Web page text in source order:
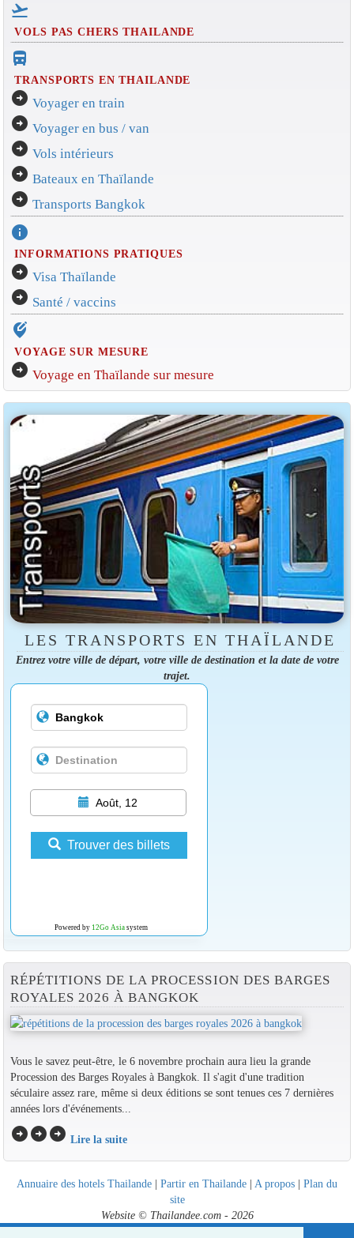
flight_takeoff
VOLS PAS CHERS THAILANDE
directions_bus_filled
TRANSPORTS EN THAILANDE
arrow_circle_right Voyager en train
arrow_circle_right Voyager en bus / van
arrow_circle_right Vols intérieurs
arrow_circle_right Bateaux en Thaïlande
arrow_circle_right Transports Bangkok
info
INFORMATIONS PRATIQUES
arrow_circle_right Visa Thaïlande
arrow_circle_right Santé / vaccins
edit_location_alt
VOYAGE SUR MESURE
arrow_circle_right Voyage en Thaïlande sur mesure
LES TRANSPORTS EN THAÏLANDE
Entrez votre ville de départ, votre ville de destination et la date de votre
trajet.
Août, 12
Trouver des billets
Powered by 12Go Asiasystem
RÉPÉTITIONS DE LA PROCESSION DES BARGES
ROYALES 2026 À BANGKOK
Vous le savez peut-être, le 6 novembre prochain aura lieu la grande
Procession des Barges Royales à Bangkok. Il s'agit d'une tradition
séculaire assez rare, même si deux éditions se sont tenues ces 7 dernières
années lors d'événements...
arrow_circle_rightarrow_circle_rightarrow_circle_right Lire la suite
Annuaire des hotels Thailande | Partir en Thailande | A propos | Plan du
site
Website © Thailandee.com - 2026